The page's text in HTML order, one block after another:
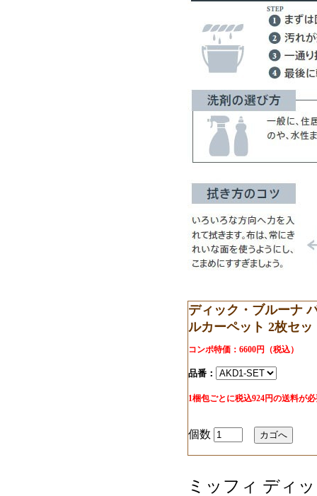
ディック・ブルーナ
ルカーペット 2枚セッ
コンポ特価：6600円（税込）
品番：
1梱包ごとに税込924円の送料が
個数
ミッフィ ディ